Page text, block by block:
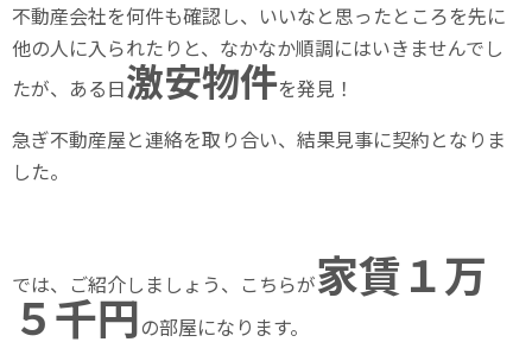
不動産会社を何件も確認し、いいなと思ったところを先に
他の人に入られたりと、なかなか順調にはいきませんでし
たが、ある日激安物件を発見！
急ぎ不動産屋と連絡を取り合い、結果見事に契約となりま
した。
では、ご紹介しましょう、こちらが家賃１万
５千円の部屋になります。